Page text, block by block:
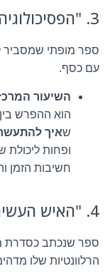
3. "הפסיכולוגיה של הכסף" – מורגן האוסל
ספר מופתי שמסביר
עם כסף.
השיעור
הוא ההפרש
שאיך
ופחות ליכולת
חשיבות הזמן
4. "האיש העשיר בבבל" – ג'ורג' קלאסון
ספר שנכתב כסדרת
הרלוונטיות שלו